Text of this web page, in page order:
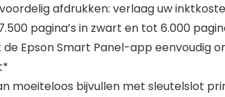
afdrukken: verlaag uw
pagina’s in zwart en tot 6.000
Epson Smart Panel-app eenvoudig
moeiteloos bijvullen met sleutelslot